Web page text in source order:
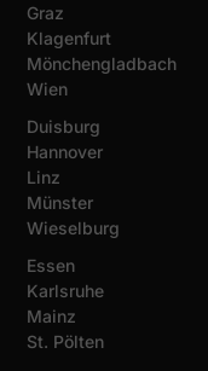
Graz
Klagenfurt
Mönchengladbach
Wien
Duisburg
Hannover
Linz
Münster
Wieselburg
Essen
Karlsruhe
Mainz
St. Pölten